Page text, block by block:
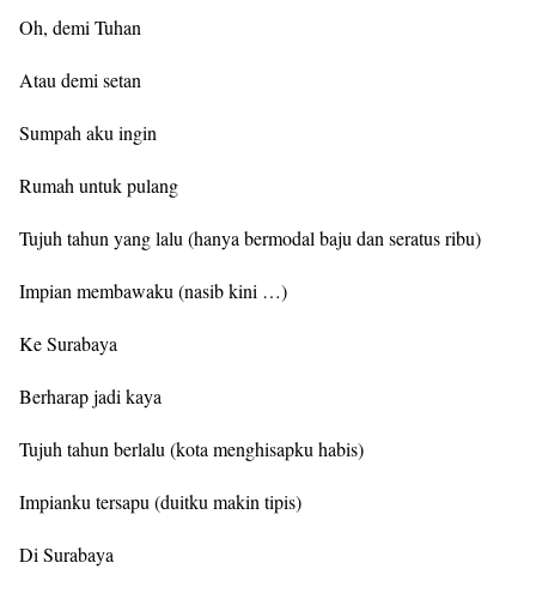
Oh, demi Tuhan
Atau demi setan
Sumpah aku ingin
Rumah untuk pulang
Tujuh tahun yang lalu (hanya bermodal baju dan seratus ribu)
Impian membawaku (nasib kini …)
Ke Surabaya
Berharap jadi kaya
Tujuh tahun berlalu (kota menghisapku habis)
Impianku tersapu (duitku makin tipis)
Di Surabaya